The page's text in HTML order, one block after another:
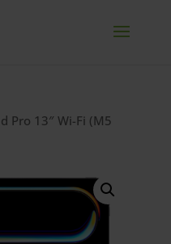
Pro 13″ Wi-Fi (M5